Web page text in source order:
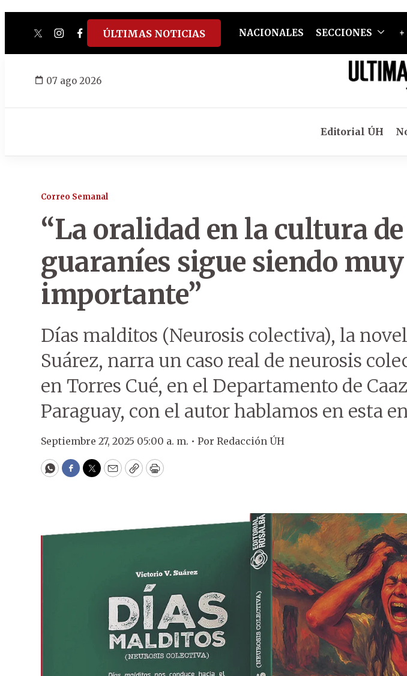
twitterinstagram
facebook
tiktokyoutube
spotify
ÚLTIMAS NOTICIAS NACIONALES SECCIONES
07 ago 2026
Editorial ÚH
Correo Semanal
“La oralidad en la cultura
guaraníes sigue siendo muy
importante”
Días malditos (Neurosis colectiva), la
Suárez, narra un caso real de neurosis
en Torres Cué, en el Departamento de
Paraguay, con el autor hablamos en esta
Septiembre 27, 2025 05:00 a. m. • Por Redacción ÚH
WhatsApp
Facebook
Twitter
EmailCopyPrint